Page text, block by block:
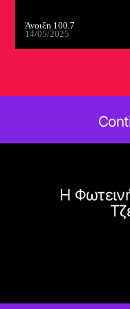
Άνοιξη 100.7
14/05/2025
Η